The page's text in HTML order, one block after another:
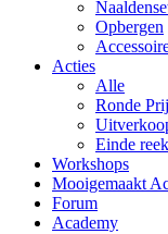
Opbergen
Acties
Alle
Ronde
Einde
Workshops
Mooigemaakt
Forum
Academy